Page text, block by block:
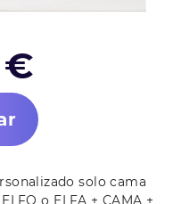
€
solo cama
o ELFA + CAMA +